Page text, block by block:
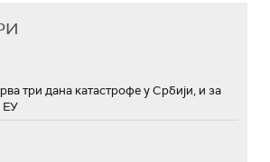
три дана катастрофе у Србији, и за
ЕУ